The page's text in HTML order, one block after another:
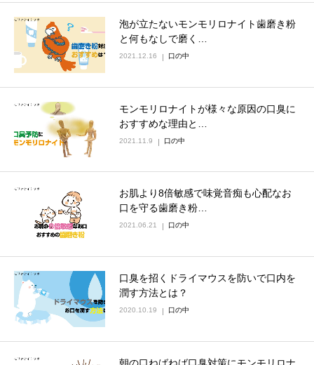
泡が立たないモンモリロナイト歯磨き粉
と何もなしで磨く…
2021.12.16 口の中
モンモリロナイトが様々な原因の口臭に
おすすめな理由と…
2021.11.9 口の中
お肌より8倍敏感で味覚音痴も心配なお
口を守る歯磨き粉…
2021.06.21 口の中
口臭を招くドライマウスを防いで口内を
潤す方法とは？
2020.10.19 口の中